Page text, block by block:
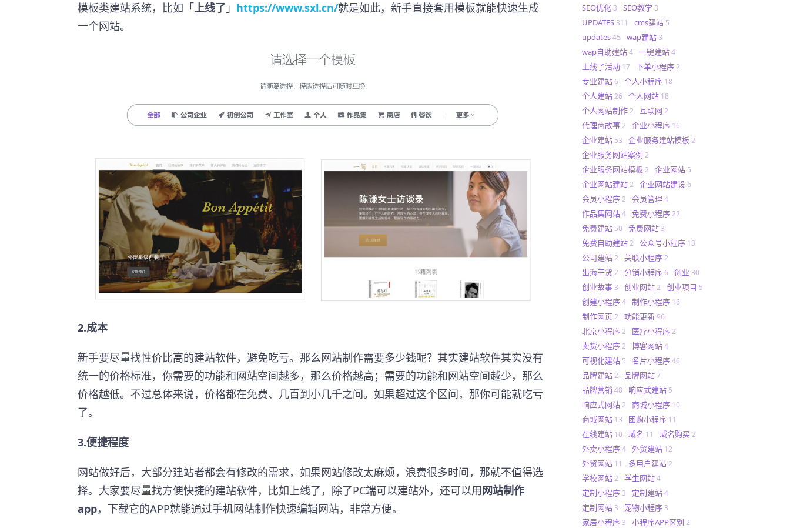
模板类建站系统，比如「上线了 」 https://www.sxl.cn/就是如此，新手直接套用模板就能快速生成
一个网站。
2.成本
新手要尽量找性价比高的建站软件，避免吃亏。那么网站制作需要多少钱呢？其实建站软件其实没有
统一的价格标准，你需要的功能和网站空间越多，那么价格越高；需要的功能和网站空间越少，那么
价格越低。不过总体来说，价格都在免费、几百到小几千之间。如果超过这个区间，那你可能就吃亏
了。
3.便捷程度
网站做好后，大部分建站者都会有修改的需求，如果网站修改太麻烦，浪费很多时间，那就不值得选
择。大家要尽量找方便快捷的建站软件，比如上线了，除了PC端可以建站外，还可以用网站制作
app，下载它的APP就能通过手机网站制作快速编辑网站，非常方便。
SEO优化 3 SEO教学 3
UPDATES 311 cms建站 5
updates 45 wap建站 3
wap自助建站 4 一键建站 4
上线了活动 17 下单小程序 2
专业建站 6 个人小程序 18
个人建站 26 个人网站 18
个人网站制作 2 互联网 2
代理商故事 2 企业小程序 16
企业建站 53 企业服务建站模板 2
企业服务网站案例 2
企业服务网站模板 2 企业网站 5
企业网站建站 2 企业网站建设 6
会员小程序 2 会员管理 4
作品集网站 4 免费小程序 22
免费建站 50 免费网站 3
免费自助建站 2 公众号小程序 13
公司建站 2 关联小程序 2
出海干货 2 分销小程序 6 创业 30
创业故事 3 创业网站 2 创业项目 5
创建小程序 4 制作小程序 16
制作网页 2 功能更新 96
北京小程序 2 医疗小程序 2
卖货小程序 2 博客网站 4
可视化建站 5 名片小程序 46
品牌建站 2 品牌网站 7
品牌营销 48 响应式建站 5
响应式网站 2 商城小程序 10
商城网站 13 团购小程序 11
在线建站 10 域名 11 域名购买 2
外卖小程序 4 外贸建站 12
外贸网站 11 多用户建站 2
学校网站 2 学生网站 4
定制小程序 3 定制建站 4
定制网站 3 宠物小程序 3
家居小程序 3 小程序APP区别 2